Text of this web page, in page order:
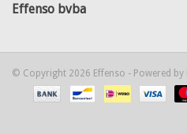
Effenso bvba
© Copyright 2026 Effenso - Powered by